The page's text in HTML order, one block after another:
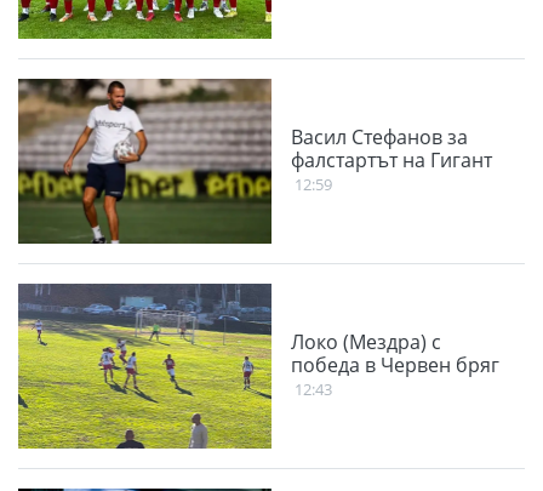
Васил Стефанов за
фалстартът на Гигант
12:59
Локо (Мездра) с
победа в Червен бряг
12:43